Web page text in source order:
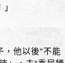
，他以後“不能